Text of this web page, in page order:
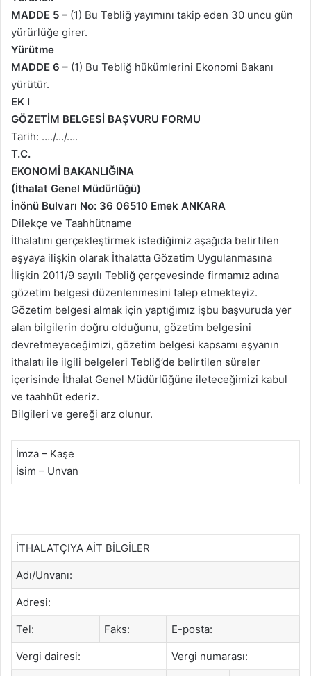
MADDE 5 – (1) Bu Tebliğ yayımını takip eden 30 uncu gün
yürürlüğe girer.
Yürütme
MADDE 6 – (1) Bu Tebliğ hükümlerini Ekonomi Bakanı
yürütür.
EK I
GÖZETİM BELGESİ BAŞVURU FORMU
Tarih: …./…/….
T.C.
EKONOMİ BAKANLIĞINA
(İthalat Genel Müdürlüğü)
İnönü Bulvarı No: 36 06510 Emek ANKARA
Dilekçe ve Taahhütname
İthalatını gerçekleştirmek istediğimiz aşağıda belirtilen
eşyaya ilişkin olarak İthalatta Gözetim Uygulanmasına
İlişkin 2011/9 sayılı Tebliğ çerçevesinde firmamız adına
gözetim belgesi düzenlenmesini talep etmekteyiz.
Gözetim belgesi almak için yaptığımız işbu başvuruda yer
alan bilgilerin doğru olduğunu, gözetim belgesini
devretmeyeceğimizi, gözetim belgesi kapsamı eşyanın
ithalatı ile ilgili belgeleri Tebliğ’de belirtilen süreler
içerisinde İthalat Genel Müdürlüğüne ileteceğimizi kabul
ve taahhüt ederiz.
Bilgileri ve gereği arz olunur.
İmza – Kaşe
İsim – Unvan
İTHALATÇIYA AİT BİLGİLER
Adı/Unvanı:
Adresi:
Tel: Faks: E-posta:
Vergi dairesi: Vergi numarası: